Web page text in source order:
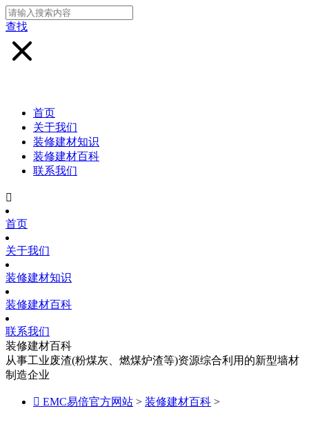
查找
首页
关于我们
装修建材知识
装修建材百科
联系我们

首页
关于我们
装修建材知识
装修建材百科
联系我们
装修建材百科
从事工业废渣(粉煤灰、燃煤炉渣等)资源综合利用的新型墙材
制造企业
 EMC易倍官方网站 > 装修建材百科 >